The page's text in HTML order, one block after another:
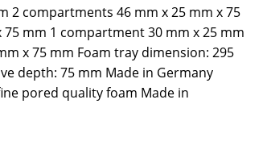
2 compartments 46 mm x 25 mm x 75
mm 1 compartment 30 mm x 25 mm
x 75 mm Foam tray dimension: 295
depth: 75 mm Made in Germany
pored quality foam Made in